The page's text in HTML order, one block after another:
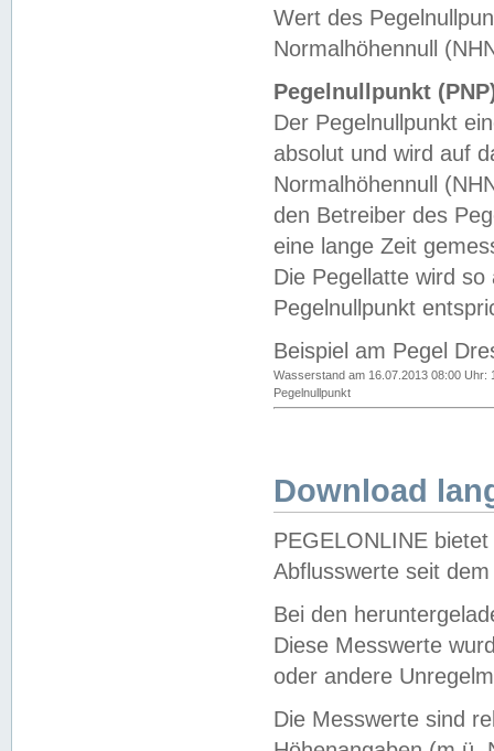
Wert des
Normalhöhennull
Pegelnullpunkt
Der Pegelnullpunkt
absolut und wird auf
Normalhöhennull
den Betreiber des
eine lange Zeit
Die Pegellatte wird
Pegelnullpunkt
Beispiel am Pegel
Wasserstand am 16.07.2013 08:00 Uhr:
Pegelnullpunkt
Download
PEGELONLINE
Abflusswerte seit
Bei den
Diese Messwerte
oder andere
Die Messwerte sind